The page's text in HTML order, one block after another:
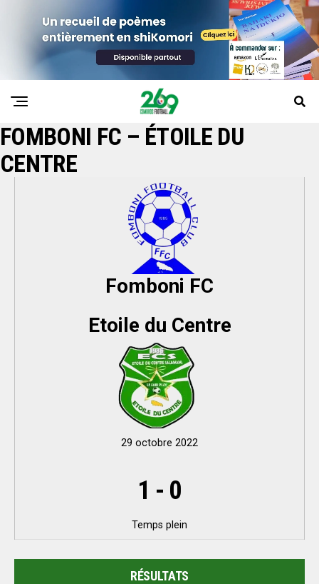
FOMBONI FC – ÉTOILE DU
CENTRE
Fomboni FC
Etoile du Centre
29 octobre 2022
1 - 0
Temps plein
RÉSULTATS